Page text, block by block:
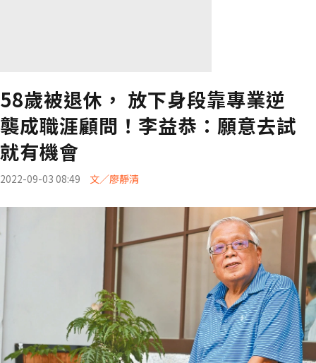
58歲被退休， 放下身段靠專業逆
襲成職涯顧問！李益恭：願意去試
就有機會
2022-09-03 08:49 文／廖靜清